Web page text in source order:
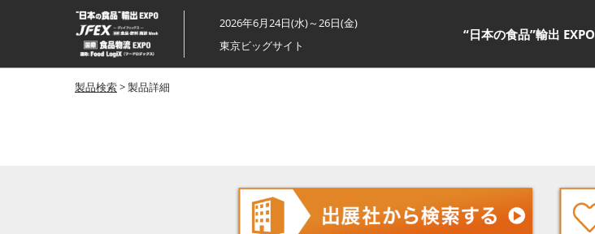
ス
キ
ッ
プ
し
2026年6月24日(水)～26日(金)
東京ビッグサイト
“日本の食品”輸出 EXPO
製品検索> 製品詳細